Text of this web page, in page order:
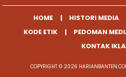
HOME HISTORI MEDIA
KODE ETIK
PEDOMAN
KONTAK
COPYRIGHT © 2026